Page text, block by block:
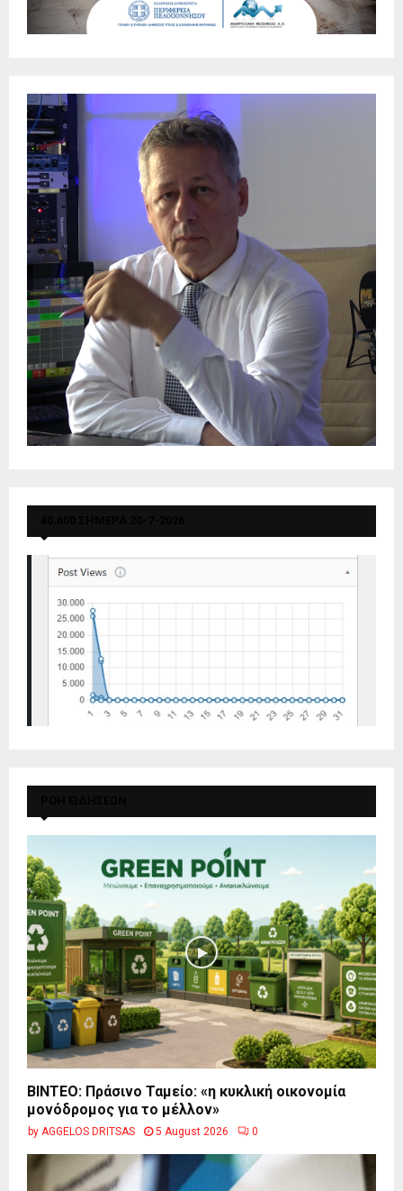
BINTEO: Πράσινο Ταμείο: «η κυκλική οικονομία
μονόδρομος για το μέλλον»
by AGGELOS DRITSAS 5 August 2026 0